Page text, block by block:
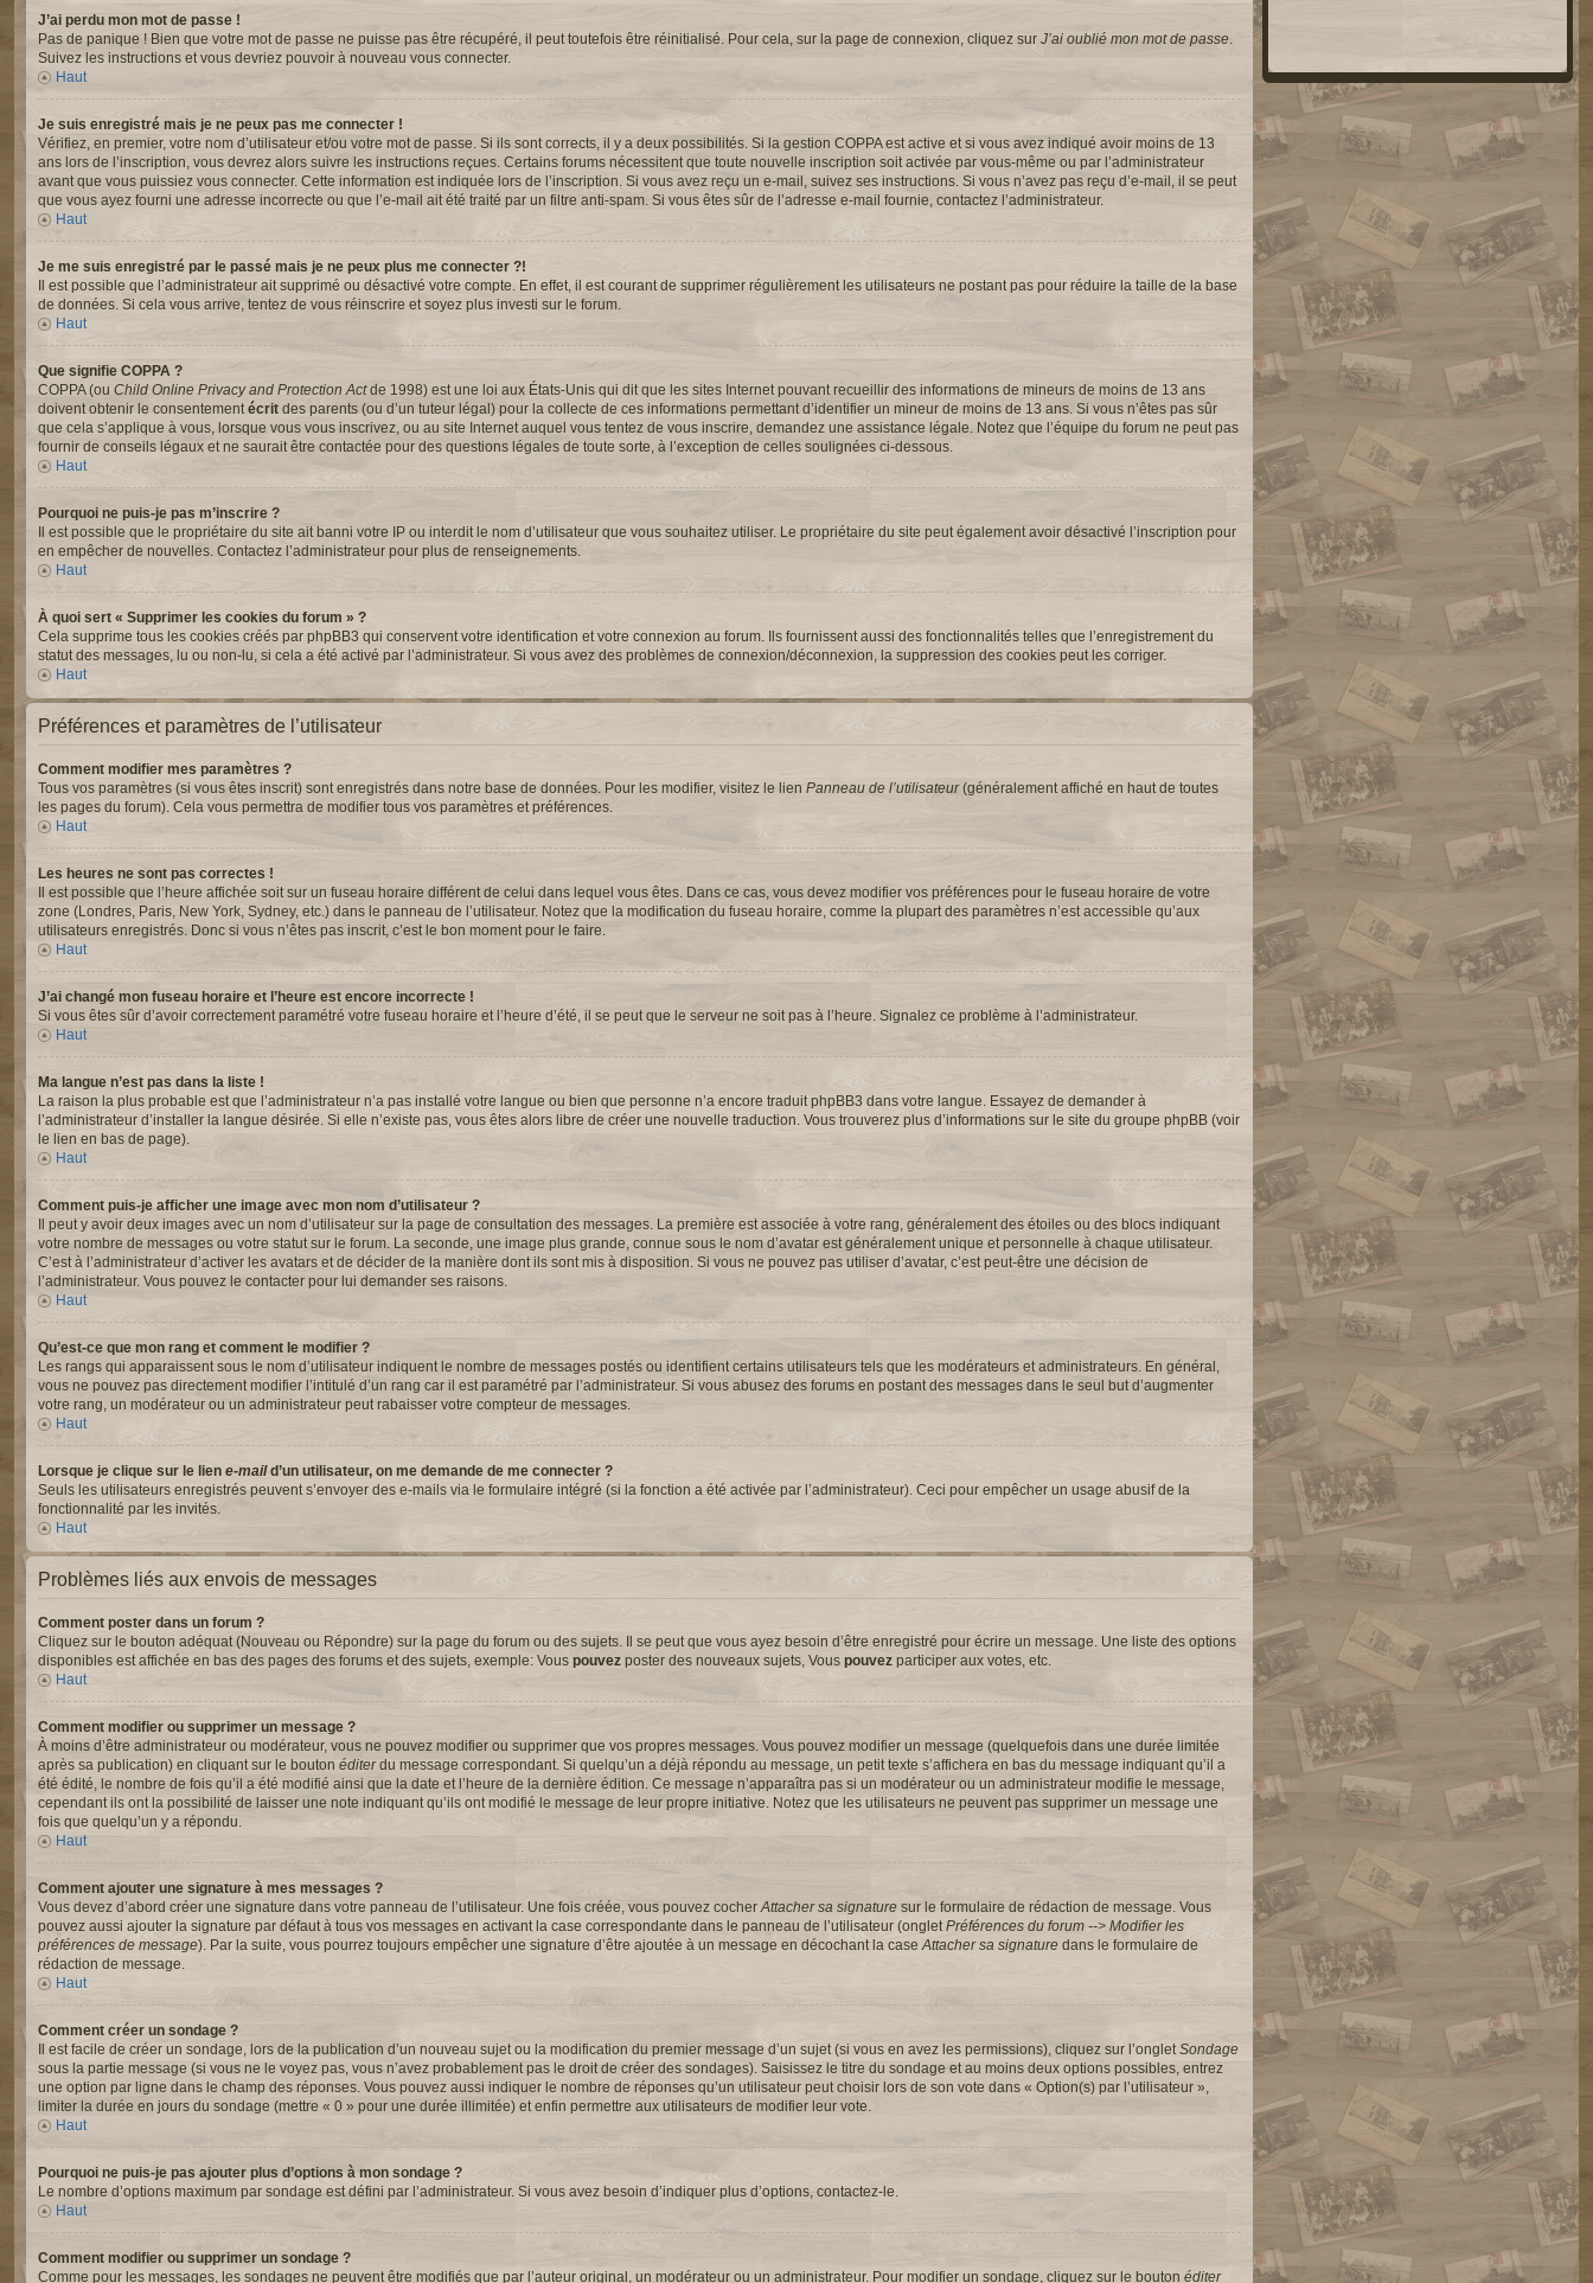
J’ai perdu mon mot de passe !
Pas de panique ! Bien que votre mot de passe ne puisse pas être récupéré, il peut toutefois être réinitialisé. Pour cela, sur la page de connexion, cliquez sur J’ai oublié mon mot de passe
Suivez les instructions et vous devriez pouvoir à nouveau vous connecter.
Haut
Je suis enregistré mais je ne peux pas me connecter !
Vérifiez, en premier, votre nom d’utilisateur et/ou votre mot de passe. Si ils sont corrects, il y a deux possibilités. Si la gestion COPPA est active et si vous avez indiqué avoir moins de 13
ans lors de l’inscription, vous devrez alors suivre les instructions reçues. Certains forums nécessitent que toute nouvelle inscription soit activée par vous-même ou par l’administrateur
avant que vous puissiez vous connecter. Cette information est indiquée lors de l’inscription. Si vous avez reçu un e-mail, suivez ses instructions. Si vous n’avez pas reçu d’e-mail, il se peut
que vous ayez fourni une adresse incorrecte ou que l’e-mail ait été traité par un filtre anti-spam. Si vous êtes sûr de l’adresse e-mail fournie, contactez l’administrateur.
Haut
Je me suis enregistré par le passé mais je ne peux plus me connecter ?!
Il est possible que l’administrateur ait supprimé ou désactivé votre compte. En effet, il est courant de supprimer régulièrement les utilisateurs ne postant pas pour réduire la taille de la base
de données. Si cela vous arrive, tentez de vous réinscrire et soyez plus investi sur le forum.
Haut
Que signifie COPPA ?
COPPA (ou Child Online Privacy and Protection Actde 1998) est une loi aux États-Unis qui dit que les sites Internet pouvant recueillir des informations de mineurs de moins de 13 ans
doivent obtenir le consentement écrit des parents (ou d’un tuteur légal) pour la collecte de ces informations permettant d’identifier un mineur de moins de 13 ans. Si vous n’êtes pas sûr
que cela s’applique à vous, lorsque vous vous inscrivez, ou au site Internet auquel vous tentez de vous inscrire, demandez une assistance légale. Notez que l’équipe du forum ne peut pas
fournir de conseils légaux et ne saurait être contactée pour des questions légales de toute sorte, à l’exception de celles soulignées ci-dessous.
Haut
Pourquoi ne puis-je pas m’inscrire ?
Il est possible que le propriétaire du site ait banni votre IP ou interdit le nom d’utilisateur que vous souhaitez utiliser. Le propriétaire du site peut également avoir désactivé l’inscription pour
en empêcher de nouvelles. Contactez l’administrateur pour plus de renseignements.
Haut
À quoi sert « Supprimer les cookies du forum » ?
Cela supprime tous les cookies créés par phpBB3 qui conservent votre identification et votre connexion au forum. Ils fournissent aussi des fonctionnalités telles que l’enregistrement du
statut des messages, lu ou non-lu, si cela a été activé par l’administrateur. Si vous avez des problèmes de connexion/déconnexion, la suppression des cookies peut les corriger.
Haut
Préférences et paramètres de l’utilisateur
Comment modifier mes paramètres ?
Tous vos paramètres (si vous êtes inscrit) sont enregistrés dans notre base de données. Pour les modifier, visitez le lien Panneau de l’utilisateur(généralement affiché en haut de toutes
les pages du forum). Cela vous permettra de modifier tous vos paramètres et préférences.
Haut
Les heures ne sont pas correctes !
Il est possible que l’heure affichée soit sur un fuseau horaire différent de celui dans lequel vous êtes. Dans ce cas, vous devez modifier vos préférences pour le fuseau horaire de votre
zone (Londres, Paris, New York, Sydney, etc.) dans le panneau de l’utilisateur. Notez que la modification du fuseau horaire, comme la plupart des paramètres n’est accessible qu’aux
utilisateurs enregistrés. Donc si vous n’êtes pas inscrit, c’est le bon moment pour le faire.
Haut
J’ai changé mon fuseau horaire et l’heure est encore incorrecte !
Si vous êtes sûr d’avoir correctement paramétré votre fuseau horaire et l’heure d’été, il se peut que le serveur ne soit pas à l’heure. Signalez ce problème à l’administrateur.
Haut
Ma langue n’est pas dans la liste !
La raison la plus probable est que l’administrateur n’a pas installé votre langue ou bien que personne n’a encore traduit phpBB3 dans votre langue. Essayez de demander à
l’administrateur d’installer la langue désirée. Si elle n’existe pas, vous êtes alors libre de créer une nouvelle traduction. Vous trouverez plus d’informations sur le site du groupe phpBB (voir
le lien en bas de page).
Haut
Comment puis-je afficher une image avec mon nom d’utilisateur ?
Il peut y avoir deux images avec un nom d’utilisateur sur la page de consultation des messages. La première est associée à votre rang, généralement des étoiles ou des blocs indiquant
votre nombre de messages ou votre statut sur le forum. La seconde, une image plus grande, connue sous le nom d’avatar est généralement unique et personnelle à chaque utilisateur.
C’est à l’administrateur d’activer les avatars et de décider de la manière dont ils sont mis à disposition. Si vous ne pouvez pas utiliser d’avatar, c’est peut-être une décision de
l’administrateur. Vous pouvez le contacter pour lui demander ses raisons.
Haut
Qu’est-ce que mon rang et comment le modifier ?
Les rangs qui apparaissent sous le nom d’utilisateur indiquent le nombre de messages postés ou identifient certains utilisateurs tels que les modérateurs et administrateurs. En général,
vous ne pouvez pas directement modifier l’intitulé d’un rang car il est paramétré par l’administrateur. Si vous abusez des forums en postant des messages dans le seul but d’augmenter
votre rang, un modérateur ou un administrateur peut rabaisser votre compteur de messages.
Haut
Lorsque je clique sur le lien e-maild’un utilisateur, on me demande de me connecter ?
Seuls les utilisateurs enregistrés peuvent s’envoyer des e-mails via le formulaire intégré (si la fonction a été activée par l’administrateur). Ceci pour empêcher un usage abusif de la
fonctionnalité par les invités.
Haut
Problèmes liés aux envois de messages
Comment poster dans un forum ?
Cliquez sur le bouton adéquat (Nouveau ou Répondre) sur la page du forum ou des sujets. Il se peut que vous ayez besoin d’être enregistré pour écrire un message. Une liste des options
disponibles est affichée en bas des pages des forums et des sujets, exemple: Vous pouvez poster des nouveaux sujets, Vous pouvez participer aux votes, etc.
Haut
Comment modifier ou supprimer un message ?
À moins d’être administrateur ou modérateur, vous ne pouvez modifier ou supprimer que vos propres messages. Vous pouvez modifier un message (quelquefois dans une durée limitée
après sa publication) en cliquant sur le bouton éditerdu message correspondant. Si quelqu’un a déjà répondu au message, un petit texte s’affichera en bas du message indiquant qu’il a
été édité, le nombre de fois qu’il a été modifié ainsi que la date et l’heure de la dernière édition. Ce message n’apparaîtra pas si un modérateur ou un administrateur modifie le message,
cependant ils ont la possibilité de laisser une note indiquant qu’ils ont modifié le message de leur propre initiative. Notez que les utilisateurs ne peuvent pas supprimer un message une
fois que quelqu’un y a répondu.
Haut
Comment ajouter une signature à mes messages ?
Vous devez d’abord créer une signature dans votre panneau de l’utilisateur. Une fois créée, vous pouvez cocher Attacher sa signature sur le formulaire de rédaction de message. Vous
pouvez aussi ajouter la signature par défaut à tous vos messages en activant la case correspondante dans le panneau de l’utilisateur (onglet Préférences du forum --> Modifier les
préférences de message). Par la suite, vous pourrez toujours empêcher une signature d’être ajoutée à un message en décochant la case Attacher sa signature dans le formulaire de
rédaction de message.
Haut
Comment créer un sondage ?
Il est facile de créer un sondage, lors de la publication d’un nouveau sujet ou la modification du premier message d’un sujet (si vous en avez les permissions), cliquez sur l’onglet Sondage
sous la partie message (si vous ne le voyez pas, vous n’avez probablement pas le droit de créer des sondages). Saisissez le titre du sondage et au moins deux options possibles, entrez
une option par ligne dans le champ des réponses. Vous pouvez aussi indiquer le nombre de réponses qu’un utilisateur peut choisir lors de son vote dans « Option(s) par l’utilisateur »,
limiter la durée en jours du sondage (mettre « 0 » pour une durée illimitée) et enfin permettre aux utilisateurs de modifier leur vote.
Haut
Pourquoi ne puis-je pas ajouter plus d’options à mon sondage ?
Le nombre d’options maximum par sondage est défini par l’administrateur. Si vous avez besoin d’indiquer plus d’options, contactez-le.
Haut
Comment modifier ou supprimer un sondage ?
Comme pour les messages, les sondages ne peuvent être modifiés que par l’auteur original, un modérateur ou un administrateur. Pour modifier un sondage, cliquez sur le bouton éditer